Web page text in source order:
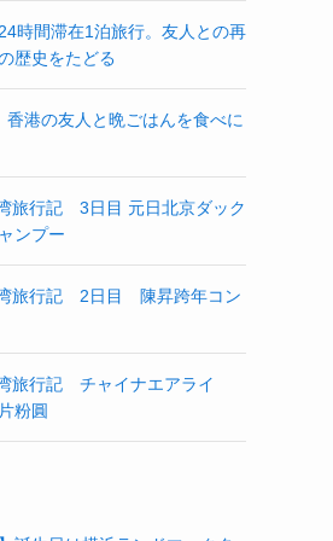
時間滞在1泊旅行。友人との再
歴史をたどる
香港の友人と晩ごはんを食べに
旅行記 3日目 元日北京ダック
ンプー
旅行記 2日目 陳昇跨年コン
旅行記 チャイナエアライ
粉圓